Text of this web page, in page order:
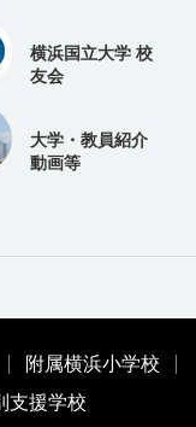
横浜国立大学 校
友会
大学・教員紹介
動画等
附属横浜小学校
支援学校